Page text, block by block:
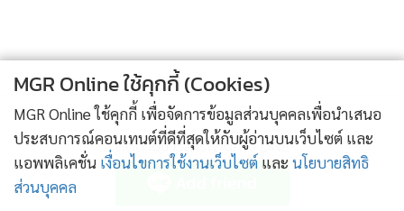
มีส่วนผสมของสารสกัดผลมะขามป้อมและสารสกัดผลมะแขว่น
ในสัดส่วนที่เหมาะสม เพื่อเพิ่มฤทธิ์ชีวภาพของสมุนไพรให้แก่
ผลิตภัณฑ์ ได้แก่ ฤทธิ์ต้านอนุมูลอิสระ ฤทธิ์ยับยั้งเอนไซม์ไทโรซิ
เนสในกระบวนการสร้างเม็ดสีเมลานิน ฤทธิ์ต้านจุลินทรีย์ และ
ฤทธิ์ต้านอักเสบ ทำให้มีคุณสมบัติโดดเด่นและแตกต่างจาก
ผลิตภัณฑ์ท้องตลาด สนองความต้องการของผู้บริโภคในด้านที่
ติดตามข่าวสารผ่านทาง LINE
MGR Online ใช้คุกกี้ (Cookies)
MGR Online ใช้คุกกี้ เพื่อจัดการข้อมูลส่วนบุคคลเพื่อนำเสนอ
ประสบการณ์คอนเทนต์ที่ดีที่สุดให้กับผู้อ่านบนเว็บไซต์ และ
แอพพลิเคชั่น เงื่อนไขการใช้งานเว็บไซต์ และ นโยบายสิทธิ
ส่วนบุคคล